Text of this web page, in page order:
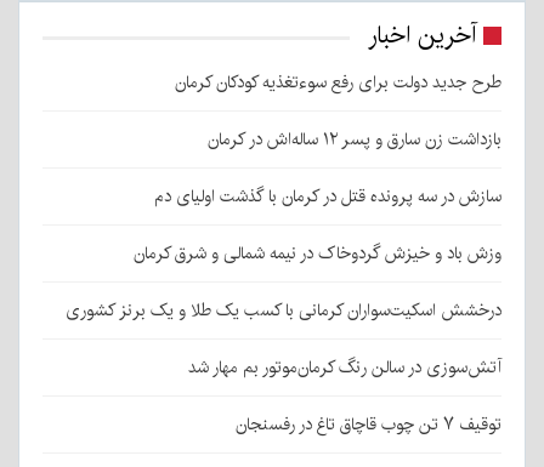
آخرین اخبار
طرح جدید دولت برای رفع سوءتغذیه کودکان کرمان
بازداشت زن سارق و پسر ۱۲ ساله‌اش در کرمان
سازش در سه پرونده قتل در کرمان با گذشت اولیای دم
وزش باد و خیزش گردوخاک در نیمه شمالی و شرق کرمان
درخشش اسکیت‌سواران کرمانی با کسب یک طلا و یک برنز کشوری
آتش‌سوزی در سالن رنگ کرمان‌موتور بم مهار شد
توقیف ۷ تن چوب قاچاق تاغ در رفسنجان